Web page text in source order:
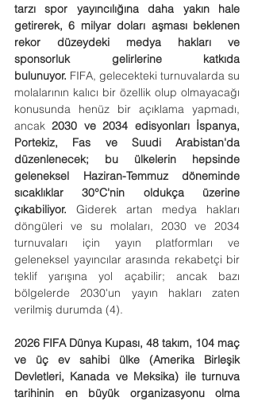
tarzı spor yayıncılığına daha yakın hale
getirerek, 6 milyar doları aşması beklenen
rekor düzeydeki medya hakları ve
sponsorluk gelirlerine katkıda
bulunuyor. FIFA, gelecekteki turnuvalarda su
molalarının kalıcı bir özellik olup olmayacağı
konusunda henüz bir açıklama yapmadı,
ancak 2030 ve 2034 edisyonları İspanya,
Portekiz, Fas ve Suudi Arabistan'da
düzenlenecek; bu ülkelerin hepsinde
geleneksel Haziran-Temmuz döneminde
sıcaklıklar 30°C'nin oldukça üzerine
çıkabiliyor. Giderek artan medya hakları
döngüleri ve su molaları, 2030 ve 2034
turnuvaları için yayın platformları ve
geleneksel yayıncılar arasında rekabetçi bir
teklif yarışına yol açabilir; ancak bazı
bölgelerde 2030'un yayın hakları zaten
verilmiş durumda (4).
2026 FIFA Dünya Kupası, 48 takım, 104 maç
ve üç ev sahibi ülke (Amerika Birleşik
Devletleri, Kanada ve Meksika) ile turnuva
tarihinin en büyük organizasyonu olma